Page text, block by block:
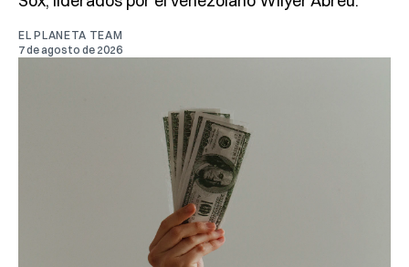
EL PLANETA TEAM
7 de agosto de 2026